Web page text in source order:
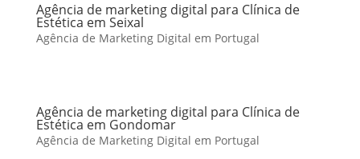
Agência de marketing digital para Clínica de
Estética em Seixal
Agência de Marketing Digital em Portugal
Agência de marketing digital para Clínica de
Estética em Gondomar
Agência de Marketing Digital em Portugal